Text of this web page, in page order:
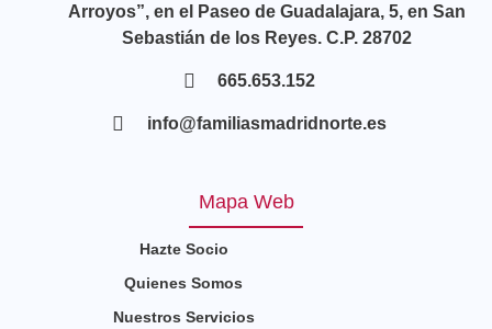
Arroyos”, en el Paseo de Guadalajara, 5, en San
Sebastián de los Reyes. C.P. 28702
665.653.152
info@familiasmadridnorte.es
Mapa Web
Hazte Socio
Quienes Somos
Nuestros Servicios